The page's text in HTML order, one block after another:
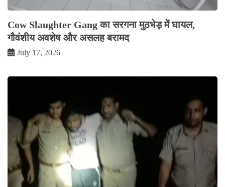
Cow Slaughter Gang का सरगना मुठभेड़ में घायल,
गौवंशीय अवशेष और असलह बरामद
July 17, 2026